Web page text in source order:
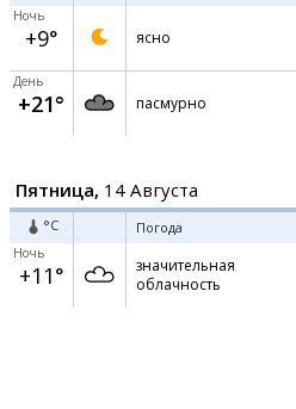
Ночь
+9° ясно
День
+21° пасмурно
Пятница, 14 Августа
°C Погода
Ночь
+11°
значительная
облачность